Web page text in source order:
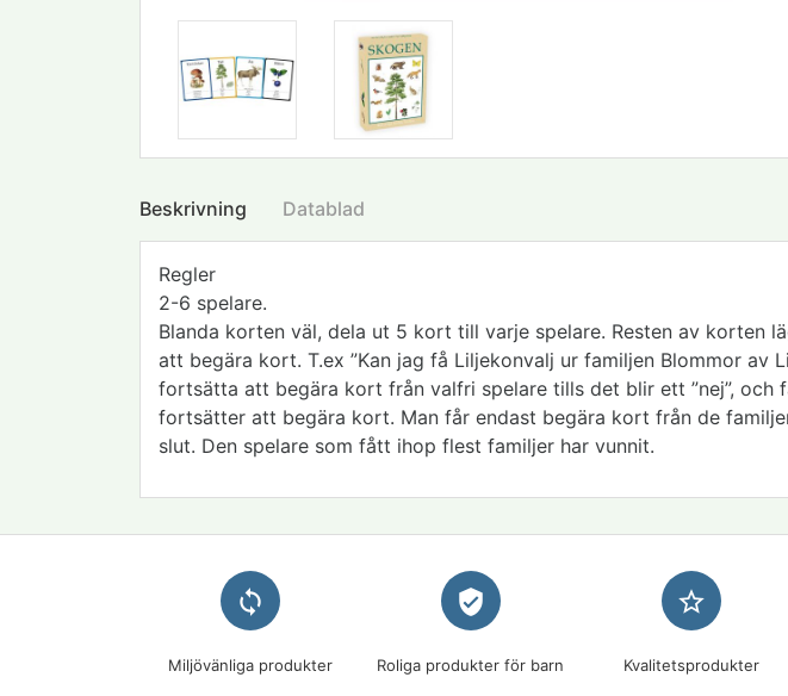
Beskrivning Datablad
Regler
2-6 spelare.
Blanda korten väl, dela ut 5 kort till varje spelare. Resten av korten
att begära kort. T.ex ”Kan jag få Liljekonvalj ur familjen Blommor av
fortsätta att begära kort från valfri spelare tills det blir ett ”nej”,
fortsätter att begära kort. Man får endast begära kort från de
slut. Den spelare som fått ihop flest familjer har vunnit.
loop
Miljövänliga produkter
verified_user
Roliga produkter för barn
star_border
Kvalitetsprodukter